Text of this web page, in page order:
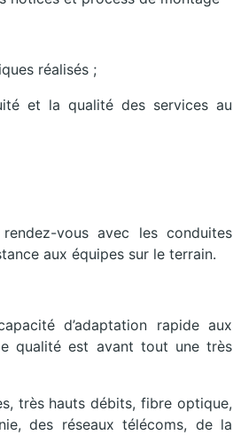
réalisés ;
et la qualité des services au
vous avec les conduites
aux équipes sur le terrain.
d’adaptation rapide aux
qualité est avant tout une très
très hauts débits, fibre optique,
des réseaux télécoms, de la